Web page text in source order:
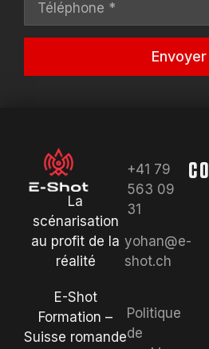
Envoyer
+41 79
563 09
31
yohan@e-
shot.ch
Politique
de
La
scénarisation
au profit de la
réalité
E-Shot
Formation –
Suisse romande